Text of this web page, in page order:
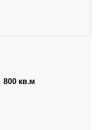
800 кв.м